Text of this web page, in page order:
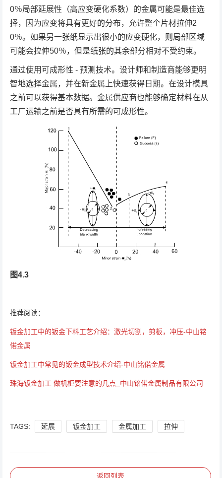
0％局部延展性（高应变硬化系数）的金属可能是最佳选
择，因为应变将具有更好的分布，允许整个片材拉伸2
0％。如果另一张纸显示出很小的应变硬化，则局部区域
可能会拉伸50％，但是纸张的其余部分相对不受约束。
通过使用可成形性 - 预测技术。设计师和制造商能够更明
智地选择金属，并在新金属上快速获得日期。在设计模具
之前可以获得基本数据。金属供应商也能够确定材料在从
工厂运输之前是否具有所需的可成形性。
图4.3
推荐阅读：
钣金加工中的钣金下料工艺介绍：激光切割，剪板，冲压-中山铭
偌金属
钣金加工中常见的钣金成型技术介绍-中山铭偌金属
珠海钣金加工 做机柜要注意的几点_中山铭偌金属制品有限公司
TAGS: 延展 钣金加工 金属加工 拉伸
返回列表